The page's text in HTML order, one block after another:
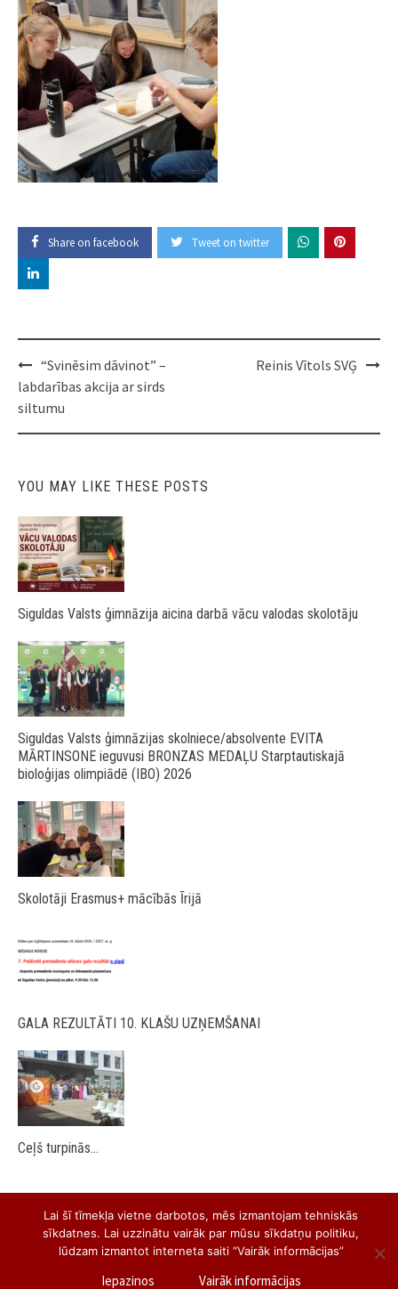
Share on facebook Tweet on twitter
Post
navigation
“Svinēsim dāvinot” –
labdarības akcija ar sirds
siltumu
Reinis Vītols SVĢ
YOU MAY LIKE THESE POSTS
Siguldas Valsts ģimnāzija aicina darbā vācu valodas skolotāju
Siguldas Valsts ģimnāzijas skolniece/absolvente EVITA
MĀRTINSONE ieguvusi BRONZAS MEDAĻU Starptautiskajā
bioloģijas olimpiādē (IBO) 2026
Skolotāji Erasmus+ mācībās Īrijā
GALA REZULTĀTI 10. KLAŠU UZŅEMŠANAI
Ceļš turpinās…
Siguldas Valsts ģimnāzija
Lai šī tīmekļa vietne darbotos, mēs izmantojam tehniskās
sīkdatnes. Lai uzzinātu vairāk par mūsu sīkdatņu politiku,
lūdzam izmantot interneta saiti “Vairāk informācijas”
Iepazinos Vairāk informācijas